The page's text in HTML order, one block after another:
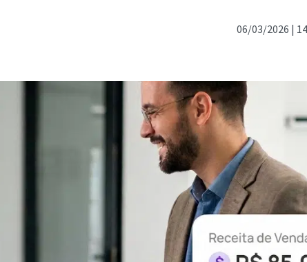
06/03/2026 |